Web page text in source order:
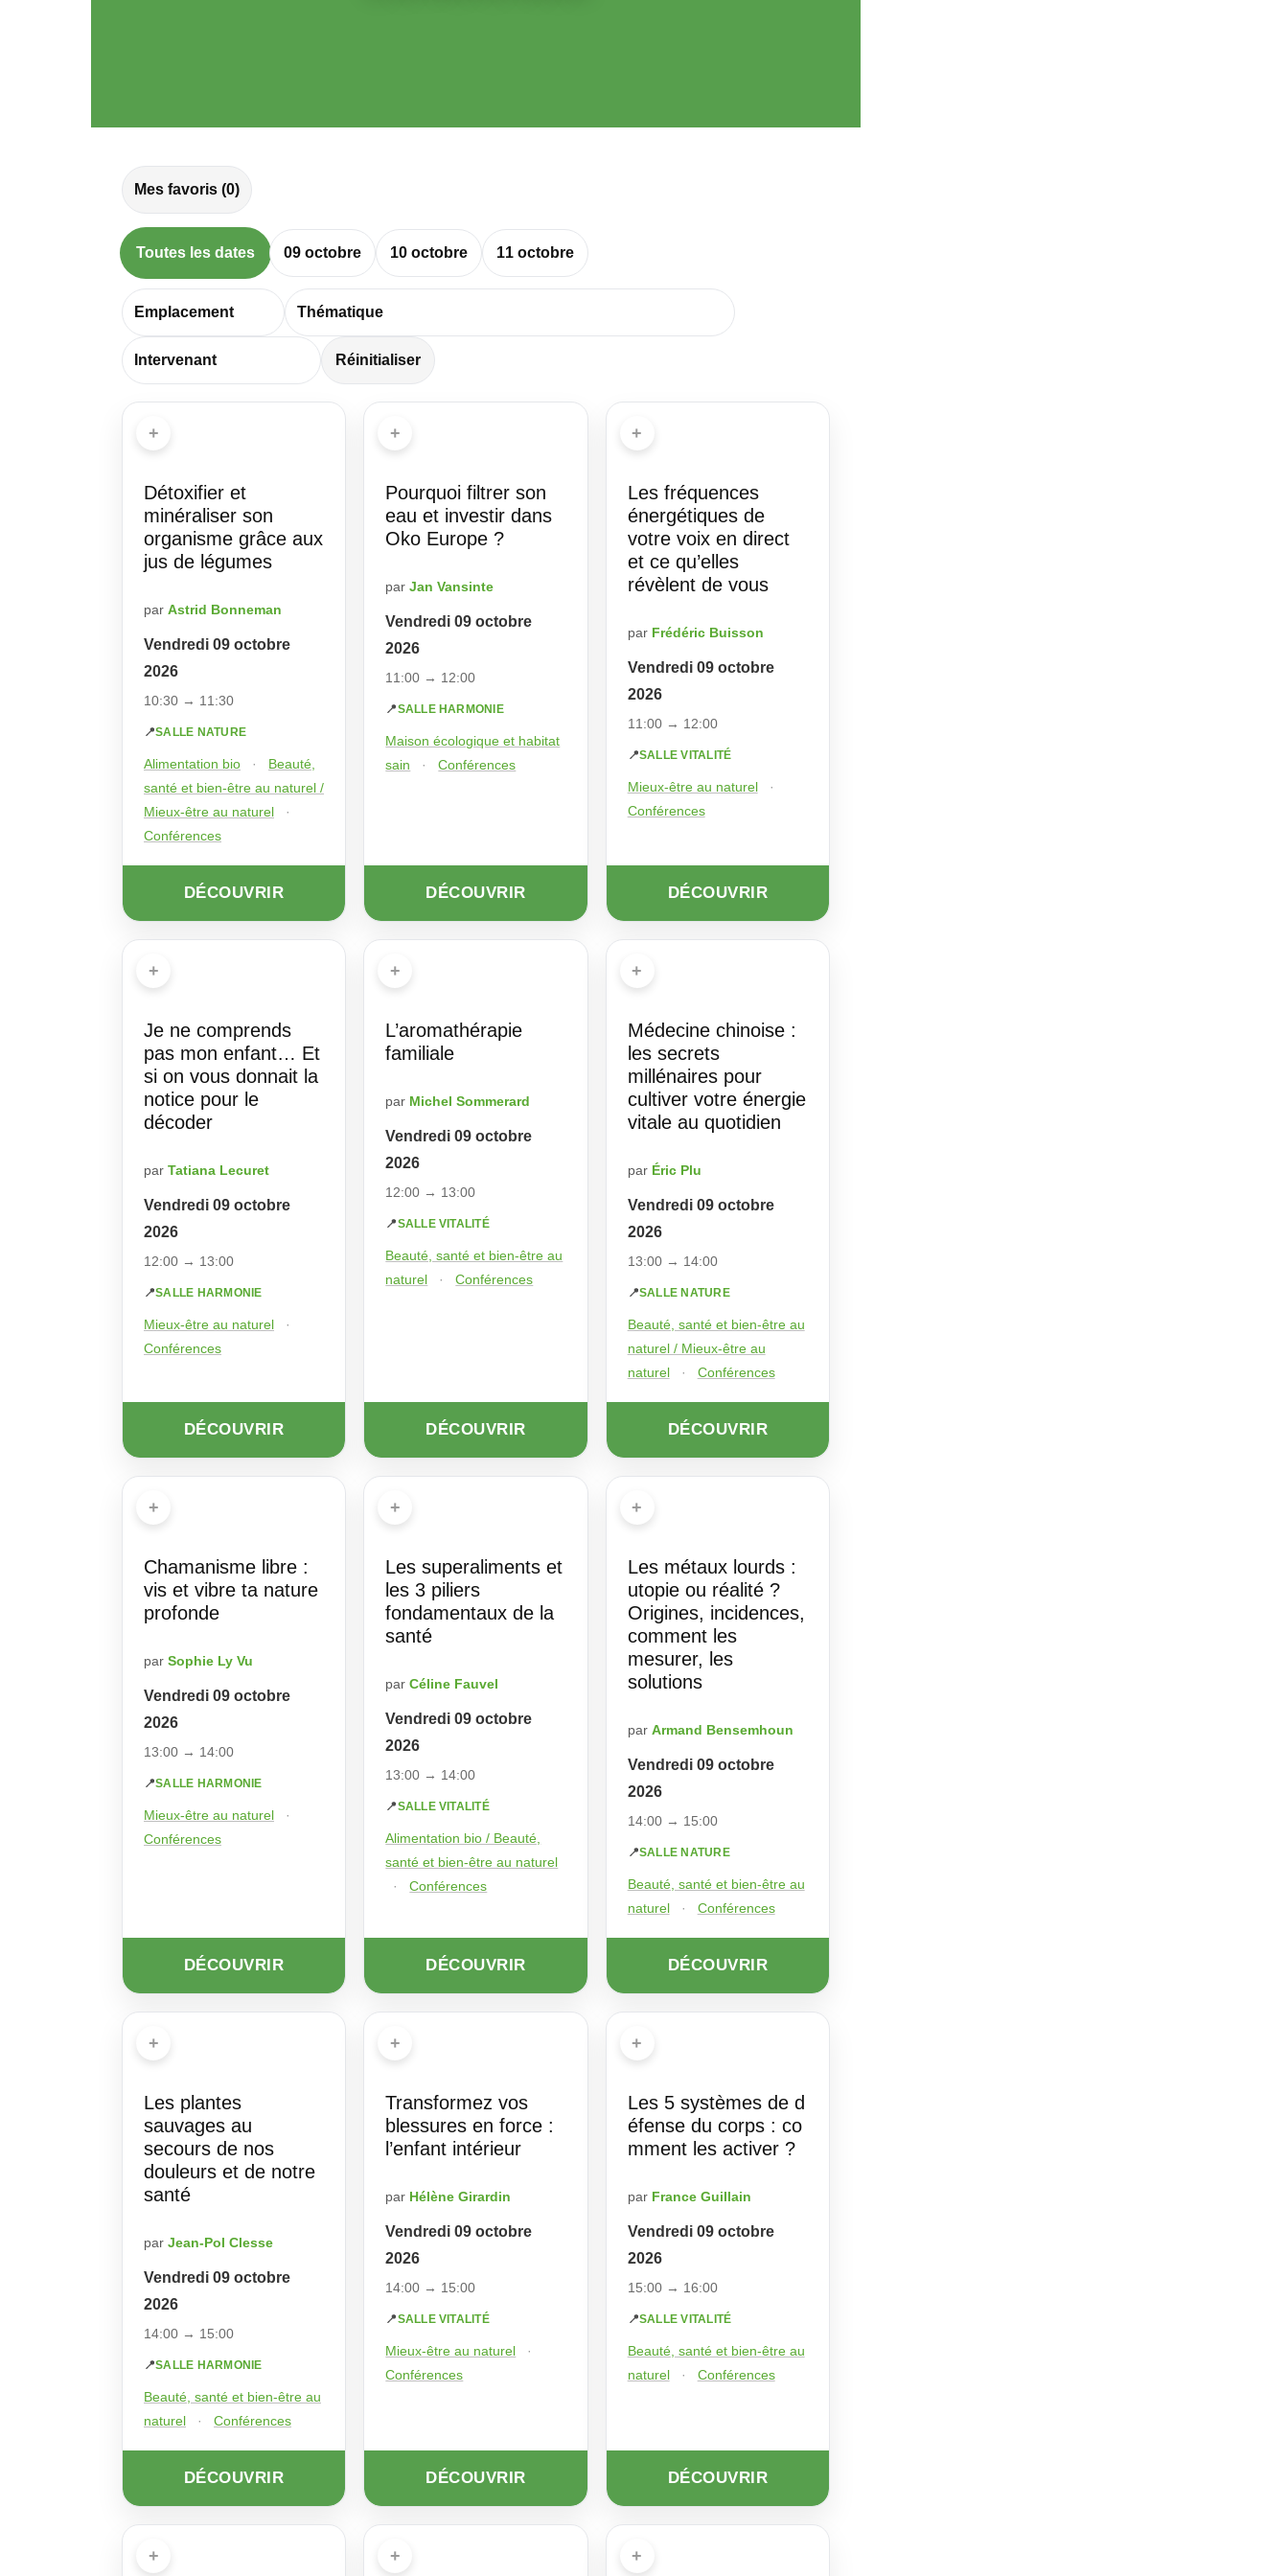
Mes favoris (0)
Toutes les dates 09 octobre 10 octobre 11 octobre
Réinitialiser
+
Détoxifier et
minéraliser son
organisme grâce aux
jus de légumes
par Astrid Bonneman
Vendredi 09 octobre
2026
10:30 → 11:30
📍SALLE NATURE
Alimentation bio ·
Beauté,
santé et bien-être au naturel /
Mieux-être au naturel
·
Conférences
DÉCOUVRIR
+
Pourquoi filtrer son
eau et investir dans
Oko Europe ?
parJan Vansinte
Vendredi 09 octobre
2026
11:00 → 12:00
📍SALLE HARMONIE
Maison écologique et habitat
sain
· Conférences
DÉCOUVRIR
+
Les fréquences
énergétiques de
votre voix en direct
et ce qu’elles
révèlent de vous
par Frédéric Buisson
Vendredi 09 octobre
2026
11:00 → 12:00
📍SALLE VITALITÉ
Mieux-être au naturel
·
Conférences
DÉCOUVRIR
+
Je ne comprends
pas mon enfant… Et
si on vous donnait la
notice pour le
décoder
par Tatiana Lecuret
Vendredi 09 octobre
2026
12:00 → 13:00
📍SALLE HARMONIE
Mieux-être au naturel
·
Conférences
DÉCOUVRIR
+
L’aromathérapie
familiale
par Michel Sommerard
Vendredi 09 octobre
2026
12:00 → 13:00
📍SALLE VITALITÉ
Beauté, santé et bien-être au
naturel
· Conférences
DÉCOUVRIR
+
Médecine chinoise :
les secrets
millénaires pour
cultiver votre énergie
vitale au quotidien
par Éric Plu
Vendredi 09 octobre
2026
13:00 → 14:00
📍SALLE NATURE
Beauté, santé et bien-être au
naturel / Mieux-être au
naturel
· Conférences
DÉCOUVRIR
+
Chamanisme libre :
vis et vibre ta nature
profonde
par Sophie Ly Vu
Vendredi 09 octobre
2026
13:00 → 14:00
📍SALLE HARMONIE
Mieux-être au naturel
·
Conférences
DÉCOUVRIR
+
Les superaliments et
les 3 piliers
fondamentaux de la
santé
parCéline Fauvel
Vendredi 09 octobre
2026
13:00 → 14:00
📍SALLE VITALITÉ
Alimentation bio / Beauté,
santé et bien-être au naturel
·
Conférences
DÉCOUVRIR
+
Les métaux lourds :
utopie ou réalité ?
Origines, incidences,
comment les
mesurer, les
solutions
par Armand Bensemhoun
Vendredi 09 octobre
2026
14:00 → 15:00
📍SALLE NATURE
Beauté, santé et bien-être au
naturel
· Conférences
DÉCOUVRIR
+
Les plantes
sauvages au
secours de nos
douleurs et de notre
santé
par Jean-Pol Clesse
Vendredi 09 octobre
2026
14:00 → 15:00
📍SALLE HARMONIE
Beauté, santé et bien-être au
naturel
· Conférences
DÉCOUVRIR
+
Transformez vos
blessures en force :
l’enfant intérieur
par Hélène Girardin
Vendredi 09 octobre
2026
14:00 → 15:00
📍SALLE VITALITÉ
Mieux-être au naturel
·
Conférences
DÉCOUVRIR
+
Les 5 systèmes de d
éfense du corps : co
mment les activer ?
par France Guillain
Vendredi 09 octobre
2026
15:00 → 16:00
📍SALLE VITALITÉ
Beauté, santé et bien-être au
naturel
· Conférences
DÉCOUVRIR
+ + +